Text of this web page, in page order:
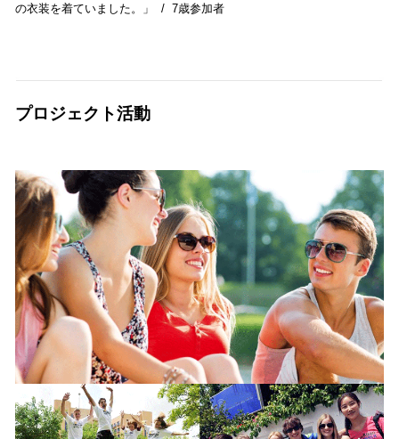
の衣装を着ていました。」 / 7歳参加者
プロジェクト活動